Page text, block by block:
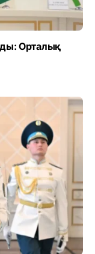
Орталық